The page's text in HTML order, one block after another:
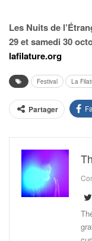
Les Nuits de
29 et samedi 30
lafilature.org
Festival La
Partager